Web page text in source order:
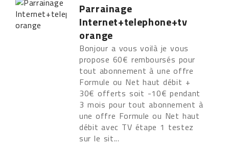
Parrainage
Internet+telephone+tv
orange
Bonjour a vous voilà je vous
propose 60€ remboursés pour
tout abonnement à une offre
Formule ou Net haut débit +
30€ offerts soit -10€ pendant
3 mois pour tout abonnement à
une offre Formule ou Net haut
débit avec TV étape 1 testez
sur le sit...